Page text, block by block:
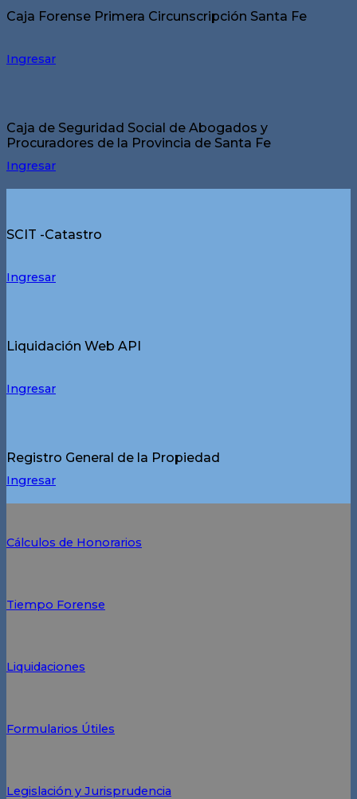
Caja Forense Primera Circunscripción Santa Fe
Ingresar
Caja de Seguridad Social de Abogados y
Procuradores de la Provincia de Santa Fe
Ingresar
SCIT -Catastro
Ingresar
Liquidación Web API
Ingresar
Registro General de la Propiedad
Ingresar
Cálculos de Honorarios
Tiempo Forense
Liquidaciones
Formularios Útiles
Legislación y Jurisprudencia